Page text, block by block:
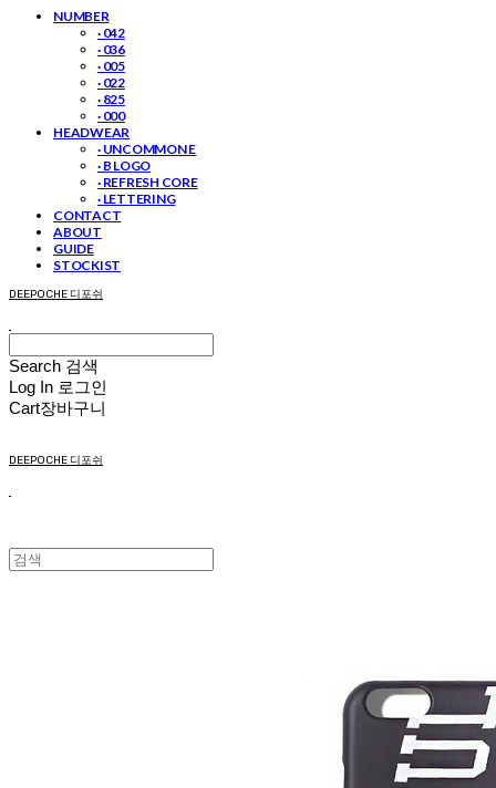
NUMBER
· 042
· 036
· 005
· 022
· 825
· 000
HEADWEAR
· UNCOMMON E
· B LOGO
· REFRESH CORE
· LETTERING
CONTACT
ABOUT
GUIDE
STOCKIST
DEEPOCHE 디포쉬
Search 검색
Log In 로그인
Cart장바구니
DEEPOCHE 디포쉬